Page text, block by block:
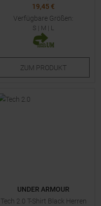
19,45 €
Verfügbare Größen:
S | M | L
ZUM PRODUKT
UNDER ARMOUR
Tech 2.0 T-Shirt Black Herren